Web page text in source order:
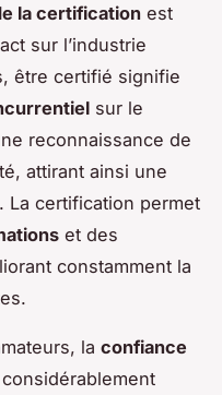
la certification est
sur l’industrie
être certifié signifie
sur le
reconnaissance de
attirant ainsi une
La certification permet
et des
constamment la
la confiance